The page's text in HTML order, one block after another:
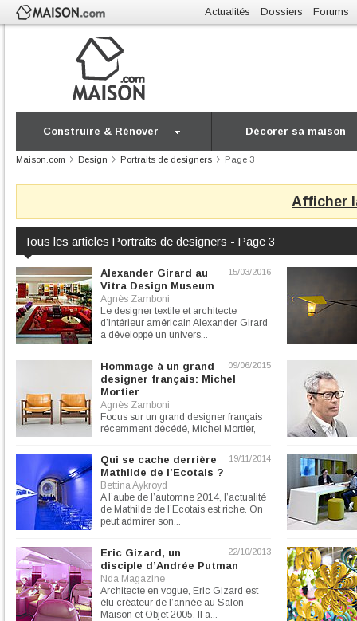
Actualités Dossiers Forums
Construire & Rénover Décorer sa maison
Maison.com Design Portraits de designers Page 3
Afficher
Tous les articles Portraits de designers - Page 3
15/03/2016
Alexander Girard au
Vitra Design Museum
Agnès Zamboni
Le designer textile et architecte
d’intérieur américain Alexander Girard
a développé un univers...
09/06/2015
Hommage à un grand
designer français: Michel
Mortier
Agnès Zamboni
Focus sur un grand designer français
récemment décédé, Michel Mortier,
19/11/2014
Qui se cache derrière
Mathilde de l’Ecotais ?
Bettina Aykroyd
A l’aube de l’automne 2014, l’actualité
de Mathilde de l’Ecotais est riche. On
peut admirer son...
22/10/2013
Eric Gizard, un
disciple d’Andrée Putman
Nda Magazine
Architecte en vogue, Eric Gizard est
élu créateur de l’année au Salon
Maison et Objet 2005. Il a...